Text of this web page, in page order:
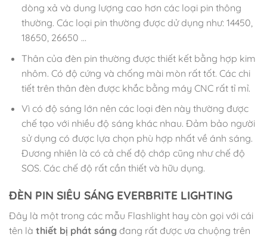
dòng xả và dung lượng cao hơn các loại pin thông
thường. Các loại pin thường được dử dụng như: 14450,
18650, 26650 …
Thân của đèn pin thường được thiết kết bằng hợp kim
nhôm. Có độ cứng và chống mài mòn rất tốt. Các chi
tiết trên thân đèn được khắc bằng máy CNC rất tỉ mỉ.
Vì có độ sáng lớn nên các loại đèn này thường được
chế tạo với nhiều độ sáng khác nhau. Đảm bảo người
sử dụng có được lựa chọn phù hợp nhất về ánh sáng.
Đương nhiên là có cả chế độ chớp cũng như chế độ
SOS. Các chế độ rất cần thiết và hữu dụng.
ĐÈN PIN SIÊU SÁNG EVERBRITE LIGHTING
Đây là một trong các mẫu Flashlight hay còn gọi với cái
tên là thiết bị phát sáng đang rất được ưa chuộng trên